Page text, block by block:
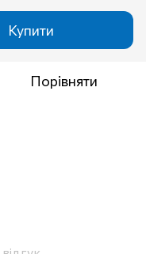
Купити
Порівняти